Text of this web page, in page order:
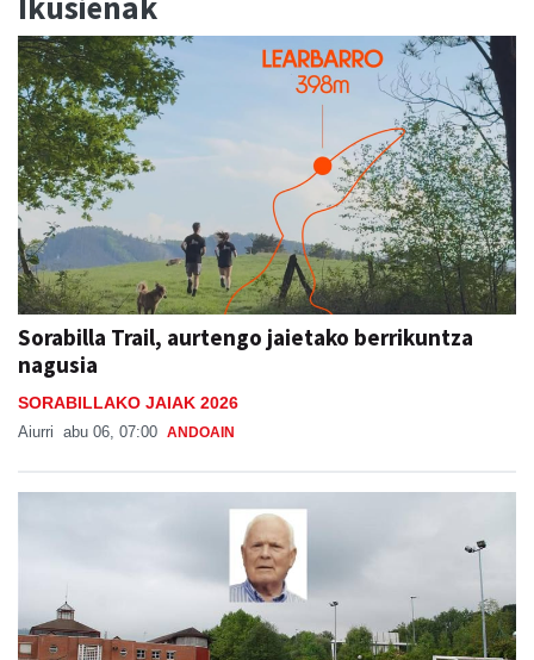
Sorabilla Trail, aurtengo jaietako berrikuntza
nagusia
SORABILLAKO JAIAK 2026
Aiurri abu 06, 07:00 ANDOAIN